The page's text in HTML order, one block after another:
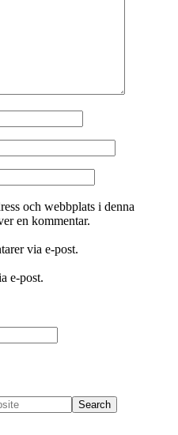
och webbplats i denna
en kommentar.
via e-post.
e-post.